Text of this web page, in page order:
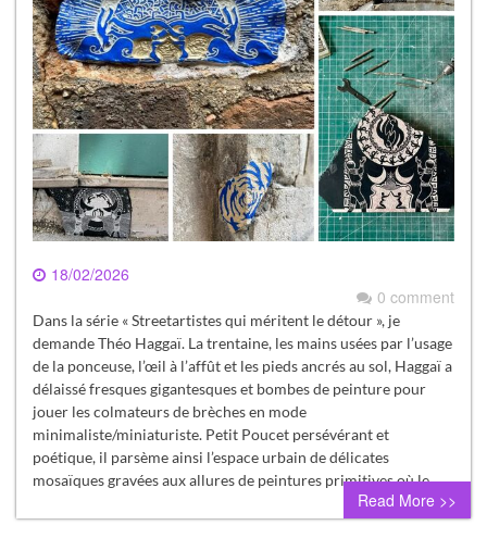
18/02/2026
0 comment
Dans la série « Streetartistes qui méritent le détour », je
demande Théo Haggaï. La trentaine, les mains usées par l’usage
de la ponceuse, l’œil à l’affût et les pieds ancrés au sol, Haggaï a
délaissé fresques gigantesques et bombes de peinture pour
jouer les colmateurs de brèches en mode
minimaliste/miniaturiste. Petit Poucet persévérant et
poétique, il parsème ainsi l’espace urbain de délicates
mosaïques gravées aux allures de peintures primitives où le…
Read More >>